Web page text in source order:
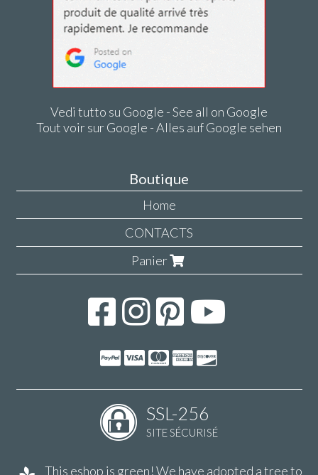
Vedi tutto su Google - See all on Google
Tout voir sur Google - Alles auf Google sehen
Boutique
Home
CONTACTS
Panier
SSL-256
SITE SÉCURISÉ
This eshop is green! We have adopted a tree to